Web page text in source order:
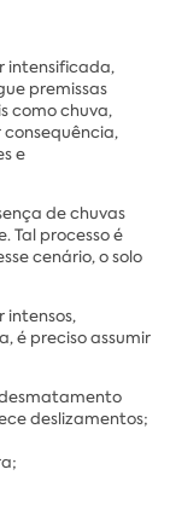
intensificada,
premissas
como chuva,
consequência,
e
de chuvas
Tal processo é
cenário, o solo
intensos,
é preciso assumir
deslizamentos;